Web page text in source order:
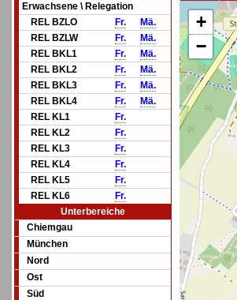
Erwachsene \ Relegation
REL BZLO
Fr.
Mä.
REL BZLW
Fr.
Mä.
REL BKL1
Fr.
Mä.
REL BKL2
Fr.
Mä.
REL BKL3
Fr.
Mä.
REL BKL4
Fr.
Mä.
REL KL1
Fr.
REL KL2
Fr.
REL KL3
Fr.
REL KL4
Fr.
REL KL5
Fr.
REL KL6
Fr.
Unterbereiche
Chiemgau
München
Nord
Ost
Süd
+
−